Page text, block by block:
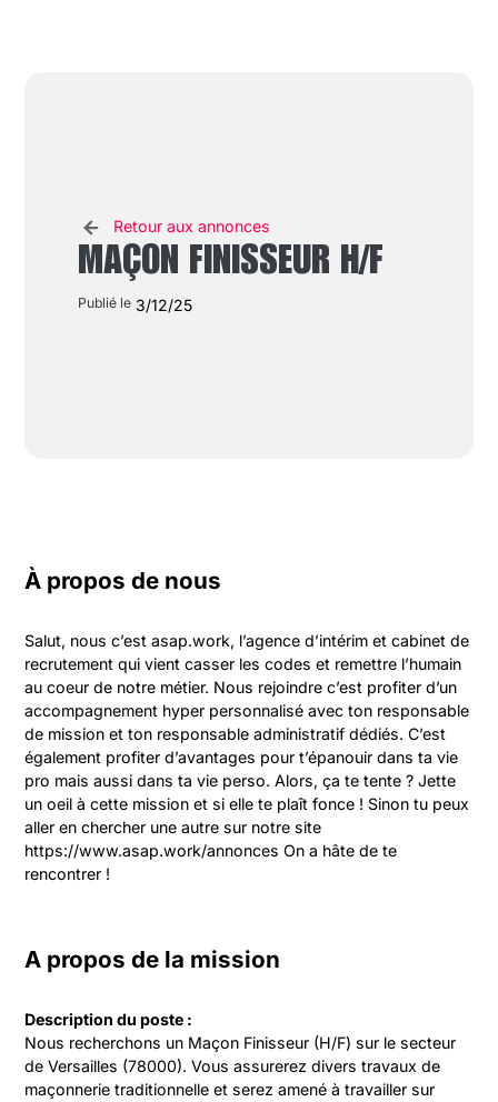
Retour aux annonces
MAÇON FINISSEUR H/F
Publié le 3/12/25
À propos de nous
Salut, nous c’est asap.work, l’agence d’intérim et cabinet de
recrutement qui vient casser les codes et remettre l’humain
au coeur de notre métier. Nous rejoindre c’est profiter d’un
accompagnement hyper personnalisé avec ton responsable
de mission et ton responsable administratif dédiés. C’est
également profiter d’avantages pour t’épanouir dans ta vie
pro mais aussi dans ta vie perso. Alors, ça te tente ? Jette
un oeil à cette mission et si elle te plaît fonce ! Sinon tu peux
aller en chercher une autre sur notre site
https://www.asap.work/annonces On a hâte de te
rencontrer !
A propos de la mission
Description du poste :
Nous recherchons un Maçon Finisseur (H/F) sur le secteur
de Versailles (78000). Vous assurerez divers travaux de
maçonnerie traditionnelle et serez amené à travailler sur